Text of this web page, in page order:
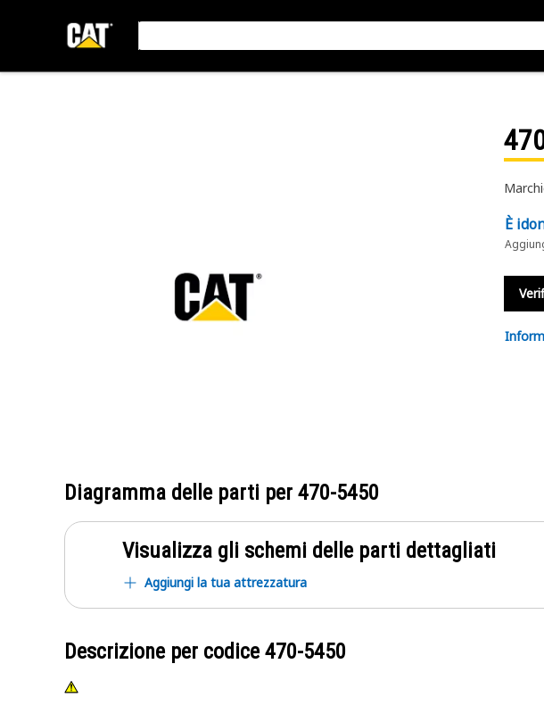
È
Diagramma delle parti per 470-5450
Visualizza gli schemi delle parti dettagliati
Aggiungi la tua attrezzatura
Descrizione per codice 470-5450